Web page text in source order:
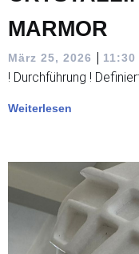
MARMOR
März 25, 2026 | 11:30
! Durchführung !
Weiterlesen